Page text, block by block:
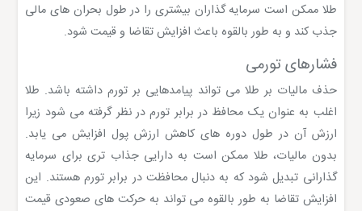
طلا ممکن است سرمایه گذاران بیشتری را در طول بحران های مالی
جذب کند و به طور بالقوه باعث افزایش تقاضا و قیمت شود.
فشارهای تورمی
حذف مالیات بر طلا می تواند پیامدهایی بر تورم داشته باشد. طلا
اغلب به عنوان یک محافظ در برابر تورم در نظر گرفته می شود زیرا
ارزش آن در طول دوره های کاهش ارزش پول افزایش می یابد.
بدون مالیات، طلا ممکن است به دارایی جذاب تری برای سرمایه
گذارانی تبدیل شود که به دنبال محافظت در برابر تورم هستند. این
افزایش تقاضا به طور بالقوه می تواند به حرکت های صعودی قیمت